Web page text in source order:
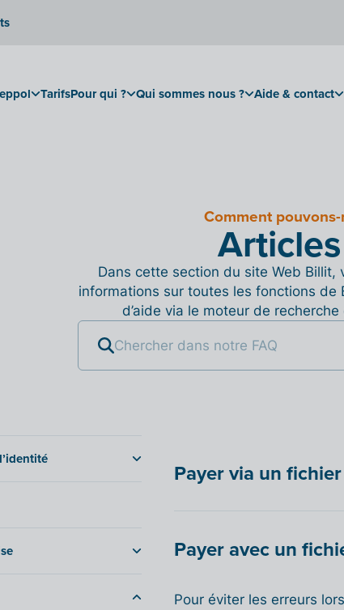
TarifsPour qui ? Qui sommes nous ? Aide & contact
Comment
Dans cette section du site Web
informations sur toutes les fonctions de
d’aide via le moteur de
»
Payer via un
Payer avec un
Pour éviter les erreurs